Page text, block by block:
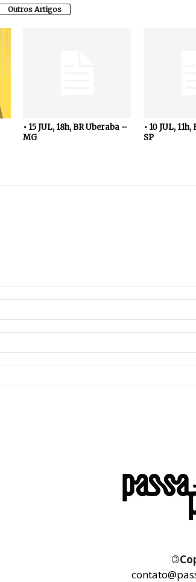
Outros Artigos
• 15 JUL, 18h, BR Uberaba –
MG
• 10 JUL,
SP
©